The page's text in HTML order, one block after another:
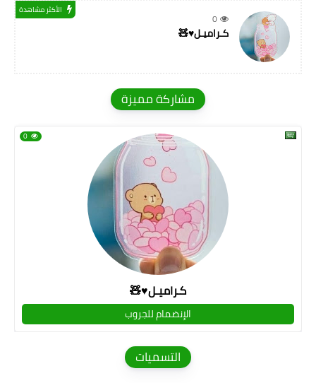
0
الأكثر مشاهدة
كـراميـل♥🧸
مشاركة مميزة
كـراميـل♥🧸
0
الإنضمام للجروب
التسميات